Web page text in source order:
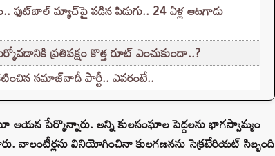
ఫుట్‌బాల్ మ్యాచ్‌పై పడిన పిడుగు.. 24 ఏళ్ల ఆటగాడు
ప్రతిపక్షం కొత్త రూట్‌ ఎంచుకుందా..?
సమాజ్‌వాదీ పార్టీ.. ఎవరంటే..
ఆయన పేర్కొన్నారు. అన్ని కులసంఘాల పెద్దలను భాగస్వామ్యం
వినియోగించినా కులగణనను సెక్రటేరియట్ సిబ్బంది